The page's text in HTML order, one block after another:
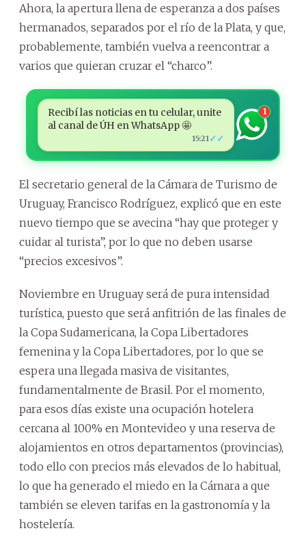
Ahora, la apertura llena de esperanza a dos países
hermanados, separados por el río de la Plata, y que,
probablemente, también vuelva a reencontrar a
varios que quieran cruzar el “charco”.
Recibí las noticias en tu celular, unite
al canal de ÚH en WhatsApp 🤩
15:21 ✓✓
1
El secretario general de la Cámara de Turismo de
Uruguay, Francisco Rodríguez, explicó que en este
nuevo tiempo que se avecina “hay que proteger y
cuidar al turista”, por lo que no deben usarse
“precios excesivos”.
Noviembre en Uruguay será de pura intensidad
turística, puesto que será anfitrión de las finales de
la Copa Sudamericana, la Copa Libertadores
femenina y la Copa Libertadores, por lo que se
espera una llegada masiva de visitantes,
fundamentalmente de Brasil. Por el momento,
para esos días existe una ocupación hotelera
cercana al 100% en Montevideo y una reserva de
alojamientos en otros departamentos (provincias),
todo ello con precios más elevados de lo habitual,
lo que ha generado el miedo en la Cámara a que
también se eleven tarifas en la gastronomía y la
hostelería.